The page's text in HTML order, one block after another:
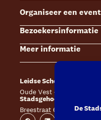
Organiseer een event
Events
Zalenoverzicht
Contact Sales & Events
Offerte aanvragen
Bezoekersinformatie
Kaartverkoop
Bereikbaarheid
Toegankelijkheid
Huisregels en algemene
Meer informatie
Steun ons
Technische informatie
Leidse Schouwburg
Oude Vest 43, 2312 XS
Stadsgehoorzaal Leiden
Breestraat 60, 2311 CS
De